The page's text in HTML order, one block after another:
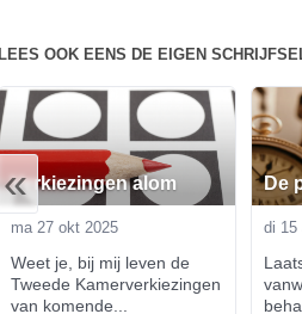
LEES OOK EENS DE EIGEN
«
Verkiezingen alom
ma 27 okt 2025
Weet je, bij mij leven de
Tweede Kamerverkiezingen
van komende...
De
di 15